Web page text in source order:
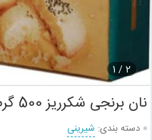
2 /
1
نان برنجی شکرریز 500 گرم
دسته بندی: شیرینی